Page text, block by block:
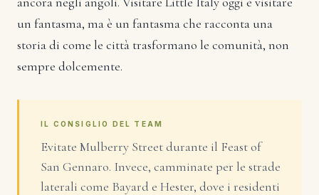
un fantasma, ma è un fantasma che racconta una
storia di come le città trasformano le comunità, non
sempre dolcemente.
IL CONSIGLIO DEL TEAM
Evitate Mulberry Street durante il Feast of
San Gennaro. Invece, camminate per le strade
laterali come Bayard e Hester, dove i residenti